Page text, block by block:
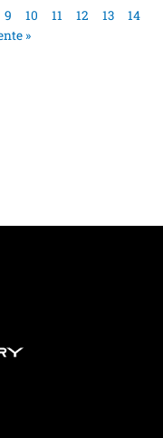
9 10 11 12 13
14
»